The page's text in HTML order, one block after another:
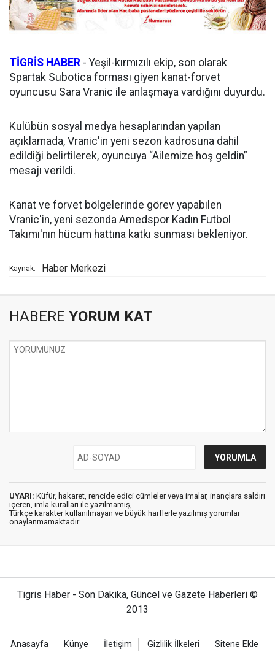
TİGRİS HABER - Yeşil-kırmızılı ekip, son olarak
Spartak Subotica forması giyen kanat-forvet
oyuncusu Sara Vranic ile anlaşmaya vardığını duyurdu.
Kulübün sosyal medya hesaplarından yapılan
açıklamada, Vranic'in yeni sezon kadrosuna dahil
edildiği belirtilerek, oyuncuya “Ailemize hoş geldin”
mesajı verildi.
Kanat ve forvet bölgelerinde görev yapabilen
Vranic'in, yeni sezonda Amedspor Kadın Futbol
Takımı'nın hücum hattına katkı sunması bekleniyor.
Kaynak: Haber Merkezi
HABERE YORUM KAT
UYARI: Küfür, hakaret, rencide edici cümleler veya imalar, inançlara saldırı
içeren, imla kuralları ile yazılmamış,
Türkçe karakter kullanılmayan ve büyük harflerle yazılmış yorumlar
onaylanmamaktadır.
Tigris Haber - Son Dakika, Güncel ve Gazete Haberleri ©
2013
Anasayfa Künye İletişim Gizlilik İlkeleri Sitene Ekle